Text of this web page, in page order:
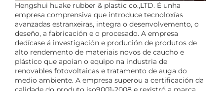
Hengshui huake rubber & plastic co.,LTD. É unha
empresa comprensiva que introduce tecnoloxías
avanzadas estranxeiras, integra o desenvolvemento, o
deseño, a fabricación e o procesado. A empresa
dedícase á investigación e produción de produtos de
alto rendemento de materiais novos de caucho e
plástico que apoian o equipo na industria de
renovables fotovoltaicas e tratamento de auga do
medio ambiente. A empresa superou a certificación da